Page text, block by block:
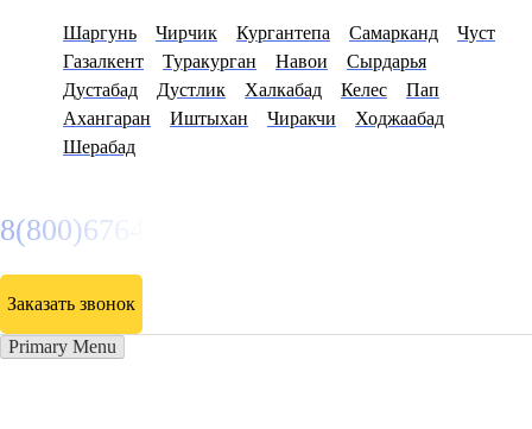
Шаргунь Чирчик Кургантепа Самарканд
Чуст
Газалкент
Туракурган Навои
Сырдарья
Дустабад
Дустлик Халкабад Келес
Пап
Ахангаран
Иштыхан Чиракчи
Ходжаабад
Шерабад
8(800)6764935
Заказать звонок
Primary Menu